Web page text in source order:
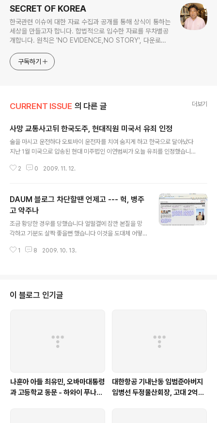
SECRET OF KOREA
한국관련 이슈에 대한 자료 수집과 공개를 통해 상식이 통하는
세상을 만들고자 합니다. 합법적으로 입수한 자료를 무차별공
개합니다. 원칙은 'NO EVIDENCE,NO STORY', 다운로드
jesim56@gmail.com, 안보일때는 구글리더나 RSS로!!
구독하기
CURRENT ISSUE 의 다른 글 더보기
사망 교통사고뒤 한국도주, 현대직원 미국서 유죄 인정
술을 마시고 운전하다 오토바이 운전자를 치여 숨지게 하고 한국으로 달아났다
지난 1월 미국으로 압송된 현대 미주법인 이연범씨가 오늘 유죄를 인정했습니
월 오렌지카운티 55번 도로에서 발생한 음주운전에 따른 과실치사 혐의를 인정
술을 마신상태에서 차량 헤드라이트를 켜지 않은채 55번 도로를 달리다 중앙분
리대를 들이받았고 뒤따라 오던 오토바이 운전자 라이언 달라스 쿡이 불이 꺼진
이씨의 차량을 들이받은뒤 다른 차에 치여 현장에서 숨졌지만 쿡씨에 대해 아무
런 조치도 취하지 않고 달아..
2 0 2009. 11. 12.
DAUM 블로그 차단할땐 언제고 --- 헉, 병주
고 약주나
조금 황당한 경우를 당했습니다 얼떨결에 잠깐 본질을 망
각하고 기분도 살짝 좋을뻔 했습니다 이것을 도대체 어떻
0만달러 주택구입, 효성 유모 상무 개입등 2건의 글을 올
니다 주식회사 효성으로 부터 명예훼손게시판 삭제요청이
왔다는 공문이었습니다 그런데 바로 어제 참으로 이상한
서' '아니 그거 말고, 다음에서 오늘..
1 8 2009. 10. 13.
이 블로그 인기글
나훈아 아들 최유민, 오바마대통령
과 고등학교 동문 - 하와이 푸나호
대한항공 기내난동 임범준아버지
임병선 두정물산회장, 고대 2억기